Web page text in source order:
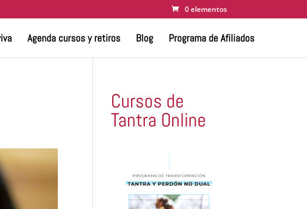
0 elementos
Agenda cursos y retiros Blog Programa de Afiliados
Cursos de
Tantra Online